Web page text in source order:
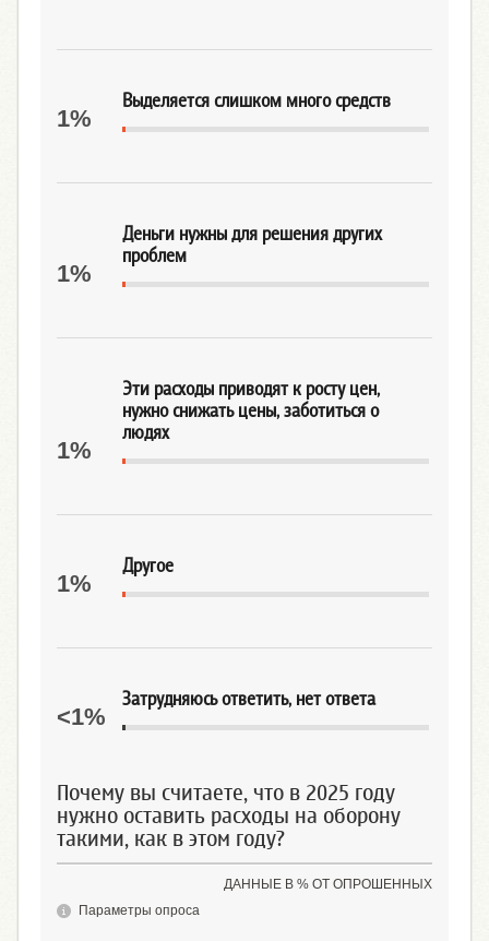
Выделяется слишком много средств
1%
Деньги нужны для решения других
проблем
1%
Эти расходы приводят к росту цен,
нужно снижать цены, заботиться о
людях
1%
Другое
1%
Затрудняюсь ответить, нет ответа
<1%
Почему вы считаете, что в 2025 году
нужно оставить расходы на оборону
такими, как в этом году?
ДАННЫЕ В % ОТ ОПРОШЕННЫХ
Параметры опроса